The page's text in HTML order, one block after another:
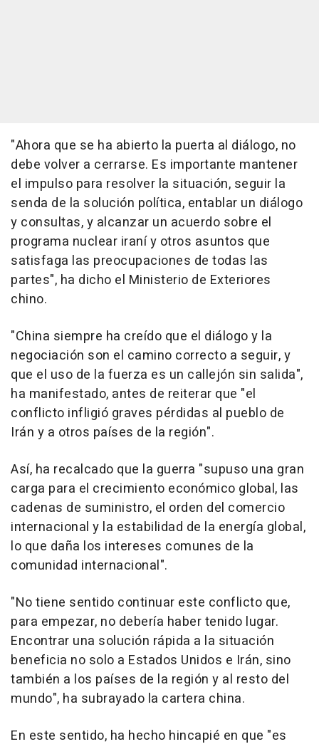
"Ahora que se ha abierto la puerta al diálogo, no
debe volver a cerrarse. Es importante mantener
el impulso para resolver la situación, seguir la
senda de la solución política, entablar un diálogo
y consultas, y alcanzar un acuerdo sobre el
programa nuclear iraní y otros asuntos que
satisfaga las preocupaciones de todas las
partes", ha dicho el Ministerio de Exteriores
chino.
"China siempre ha creído que el diálogo y la
negociación son el camino correcto a seguir, y
que el uso de la fuerza es un callejón sin salida",
ha manifestado, antes de reiterar que "el
conflicto infligió graves pérdidas al pueblo de
Irán y a otros países de la región".
Así, ha recalcado que la guerra "supuso una gran
carga para el crecimiento económico global, las
cadenas de suministro, el orden del comercio
internacional y la estabilidad de la energía global,
lo que daña los intereses comunes de la
comunidad internacional".
"No tiene sentido continuar este conflicto que,
para empezar, no debería haber tenido lugar.
Encontrar una solución rápida a la situación
beneficia no solo a Estados Unidos e Irán, sino
también a los países de la región y al resto del
mundo", ha subrayado la cartera china.
En este sentido, ha hecho hincapié en que "es